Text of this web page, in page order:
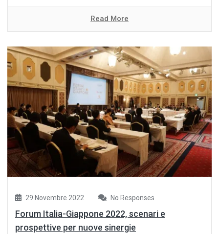
Read More
29 Novembre 2022 No Responses
Forum Italia-Giappone 2022, scenari e
prospettive per nuove sinergie